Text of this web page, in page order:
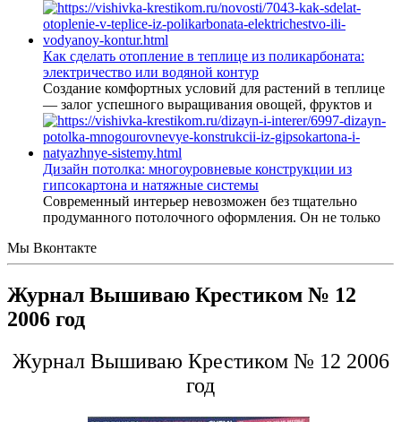
Как сделать отопление в теплице из поликарбоната:
электричество или водяной контур
Создание комфортных условий для растений в теплице
— залог успешного выращивания овощей, фруктов и
Дизайн потолка: многоуровневые конструкции из
гипсокартона и натяжные системы
Современный интерьер невозможен без тщательно
продуманного потолочного оформления. Он не только
Мы Вконтакте
Журнал Вышиваю Крестиком № 12
2006 год
Журнал Вышиваю Крестиком № 12 2006
год